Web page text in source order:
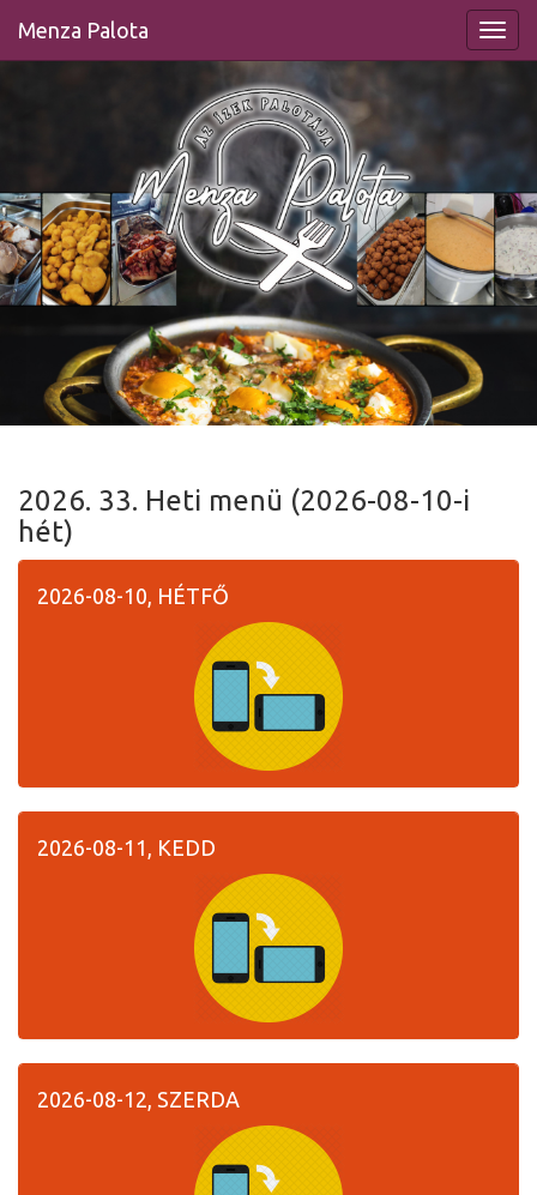
Menza Palota
2026. 33. Heti menü (2026-08-10-i
hét)
2026-08-10, HÉTFŐ
2026-08-11, KEDD
2026-08-12, SZERDA